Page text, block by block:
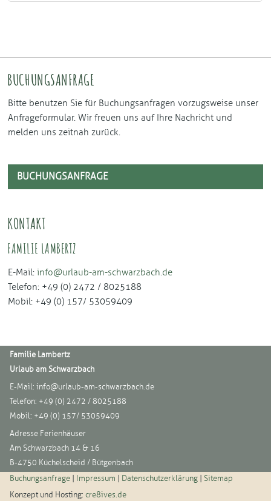
BUCHUNGSANFRAGE
Bitte benutzen Sie für Buchungsanfragen vorzugsweise unser
Anfrageformular. Wir freuen uns auf Ihre Nachricht und
melden uns zeitnah zurück.
BUCHUNGSANFRAGE
KONTAKT
FAMILIE LAMBERTZ
E-Mail:info@urlaub-am-schwarzbach.de
Telefon: +49 (0) 2472 / 8025188
Mobil: +49 (0) 157/ 53059409
Familie Lambertz
Urlaub am Schwarzbach
E-Mail:info@urlaub-am-schwarzbach.de
Telefon: +49 (0) 2472 / 8025188
Mobil: +49 (0) 157/ 53059409
Adresse Ferienhäuser
Am Schwarzbach 14 & 16
B-4750 Küchelscheid / Bütgenbach
Buchungsanfrage
Impressum Datenschutzerklärung |Sitemap
Konzept und Hosting:cre8ives.de